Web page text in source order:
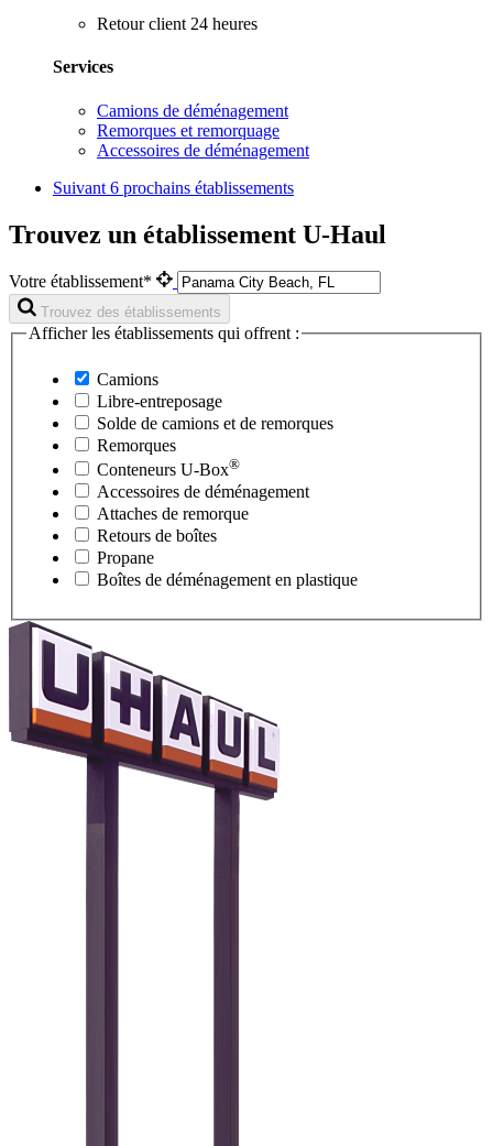
Retour client 24 heures
Services
Camions de déménagement
Remorques et remorquage
Accessoires de déménagement
Suivant 6 prochains établissements
Trouvez un établissement U-Haul
Votre établissement*
Trouvez des établissements
Afficher les établissements qui offrent :
Camions
Libre-entreposage
Solde de camions et de remorques
Remorques
Conteneurs U-Box®
Accessoires de déménagement
Attaches de remorque
Retours de boîtes
Propane
Boîtes de déménagement en plastique